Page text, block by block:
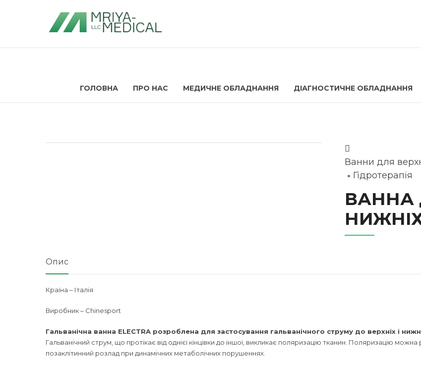
ГОЛОВНА ПРО НАС МЕДИЧНЕ ОБЛАДНАННЯ ДІАГНОСТИЧНЕ ОБЛАДНАННЯ
Ванни для
Гідротерапія
ВАННА
НИЖНІХ
Опис
Країна – Італія
Виробник – Chinesport
Гальванічна ванна ELECTRA розроблена для застосування гальванічного струму до верхніх і
Гальванічний струм, що протікає від однієї кінцівки до іншої, викликає поляризацію тканин. Поляризацію
позаклітинний розлад при динамічних метаболічних порушеннях.